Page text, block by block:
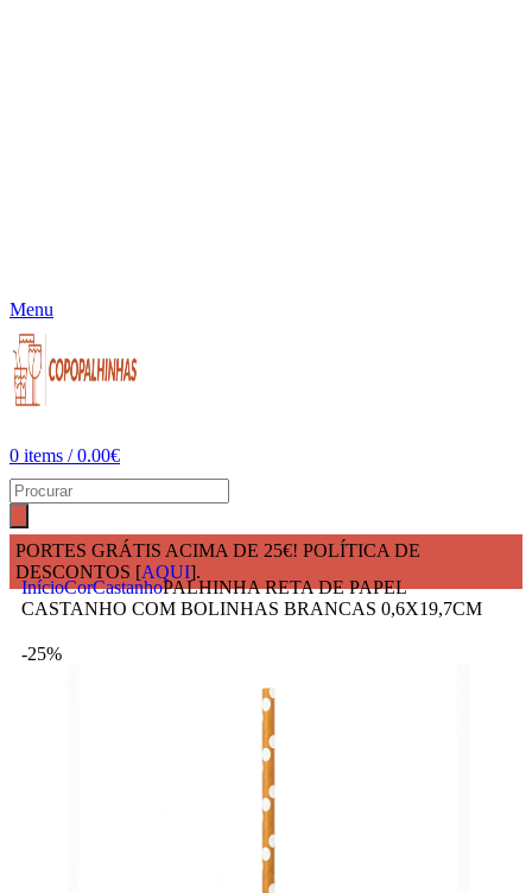
Menu
0 items / 0.00€
PORTES GRÁTIS ACIMA DE 25€! POLÍTICA DE
DESCONTOS [AQUI].
InícioCorCastanhoPALHINHA RETA DE PAPEL
CASTANHO COM BOLINHAS BRANCAS 0,6X19,7CM
-25%